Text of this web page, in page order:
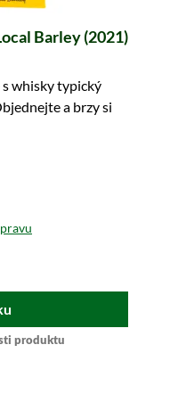
Barley (2021)
whisky typický
a brzy si
produktu